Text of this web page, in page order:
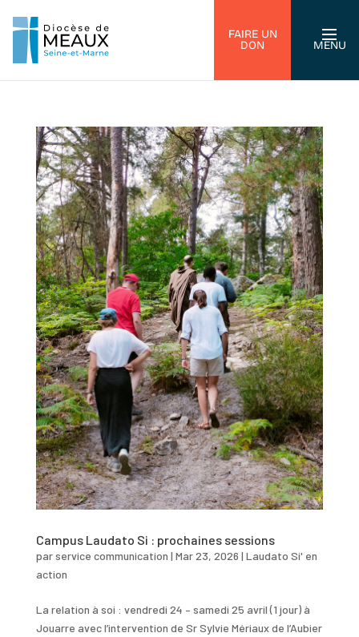
FAIRE UN
DON
MENU
Campus Laudato Si : prochaines sessions
parservice communication | Mar 23, 2026 | Laudato Si' en
action
La relation à soi : vendredi 24 – samedi 25 avril (1 jour) à
Jouarre avec l’intervention de Sr Sylvie Mériaux de l’Aubier